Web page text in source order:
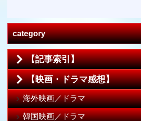
category
【記事索引】
【映画・ドラマ感想】
海外映画／ドラマ
韓国映画／ドラマ